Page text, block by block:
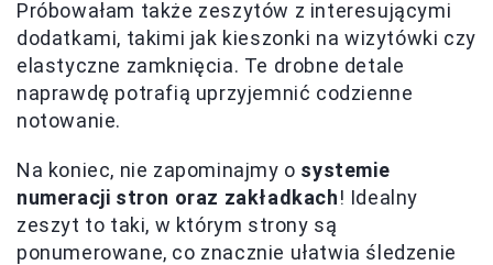
Próbowałam także zeszytów z interesującymi
dodatkami, takimi jak kieszonki na wizytówki czy
elastyczne zamknięcia. Te drobne detale
naprawdę potrafią uprzyjemnić codzienne
notowanie.
Na koniec, nie zapominajmy o systemie
numeracji stron oraz zakładkach! Idealny
zeszyt to taki, w którym strony są
ponumerowane, co znacznie ułatwia śledzenie